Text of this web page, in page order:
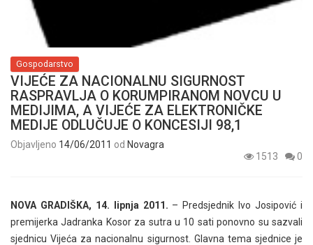
Gospodarstvo
VIJEĆE ZA NACIONALNU SIGURNOST
RASPRAVLJA O KORUMPIRANOM NOVCU U
MEDIJIMA, A VIJEĆE ZA ELEKTRONIČKE
MEDIJE ODLUČUJE O KONCESIJI 98,1
Objavljeno 14/06/2011 od Novagra
1513
0
NOVA GRADIŠKA, 14. lipnja 2011. – Predsjednik Ivo Josipović i
premijerka Jadranka Kosor za sutra u 10 sati ponovno su sazvali
sjednicu Vijeća za nacionalnu sigurnost. Glavna tema sjednice je